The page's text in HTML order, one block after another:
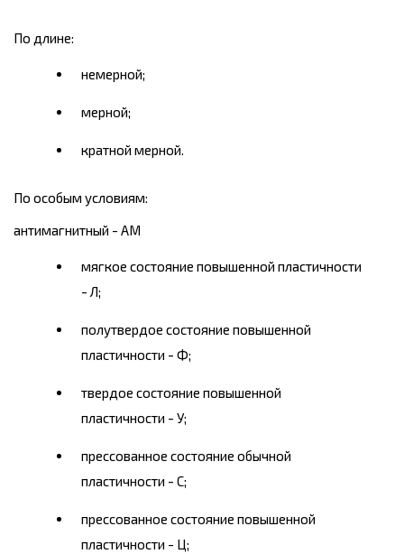
По длине:
немерной;
мерной;
кратной мерной.
По особым условиям:
антимагнитный - AM
мягкое состояние повышенной пластичности
- Л;
полутвердое состояние повышенной
пластичности - Ф;
твердое состояние повышенной
пластичности - У;
прессованное состояние обычной
пластичности - С;
прессованное состояние повышенной
пластичности - Ц;